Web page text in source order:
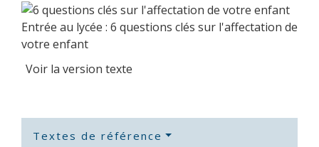
Entrée au lycée : 6 questions clés sur l'affectation de
votre enfant
Voir la version texte
Textes de référence